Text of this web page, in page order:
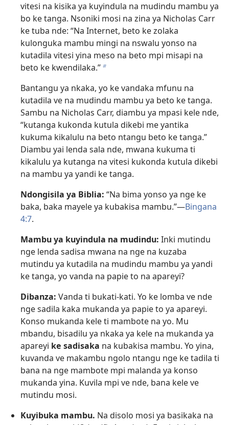
vitesi na kisika ya kuyindula na mudindu mambu ya
bo ke tanga. Nsoniki mosi na zina ya Nicholas Carr
ke tuba nde: “Na Internet, beto ke zolaka
kulonguka mambu mingi na nswalu yonso na
kutadila vitesi yina meso na beto mpi misapi na
beto ke kwendilaka.”b
Bantangu ya nkaka, yo ke vandaka mfunu na
kutadila ve na mudindu mambu ya beto ke tanga.
Sambu na Nicholas Carr, diambu ya mpasi kele nde,
“kutanga kukonda kutula dikebi me yantika
kukuma kikalulu na beto ntangu beto ke tanga.”
Diambu yai lenda sala nde, mwana kukuma ti
kikalulu ya kutanga na vitesi kukonda kutula dikebi
na mambu ya yandi ke tanga.
Ndongisila ya Biblia: “Na bima yonso ya nge ke
baka, baka mayele ya kubakisa mambu.”—Bingana
4:7.
Mambu ya kuyindula na mudindu: Inki mutindu
nge lenda sadisa mwana na nge na kuzaba
mutindu ya kutadila na mudindu mambu ya yandi
ke tanga, yo vanda na papie to na apareyi?
Dibanza: Vanda ti bukati-kati. Yo ke lomba ve nde
nge sadila kaka mukanda ya papie to ya apareyi.
Konso mukanda kele ti mambote na yo. Mu
mbandu, bisadilu ya nkaka ya kele na mukanda ya
apareyi ke sadisaka na kubakisa mambu. Yo yina,
kuvanda ve makambu ngolo ntangu nge ke tadila ti
bana na nge mambote mpi malanda ya konso
mukanda yina. Kuvila mpi ve nde, bana kele ve
mutindu mosi.
Kuyibuka mambu. Na disolo mosi ya basikaka na